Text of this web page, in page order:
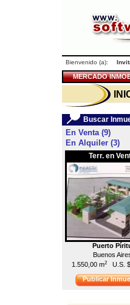
Bienvenido (a):
MERCADO
Buscar
En Venta (9)
En Alquiler (3)
Terr. en
Puerto
Buenos
1.550,00 m2 U.S.
Publicar